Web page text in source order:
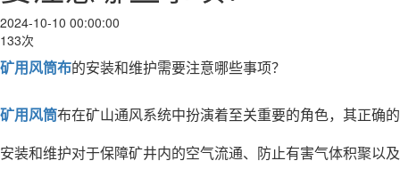
2024-10-10 00:00:00
133次
矿用风筒布的安装和维护需要注意哪些事项？
矿用风筒布在矿山通风系统中扮演着至关重要的角色，其正确的
安装和维护对于保障矿井内的空气流通、防止有害气体积聚以及